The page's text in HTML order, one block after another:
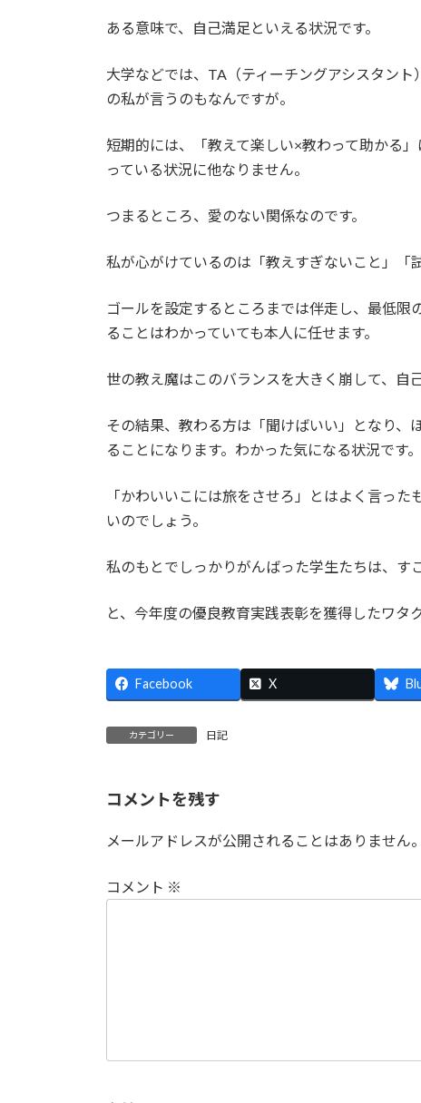
ある意味で、自己満足といえる状況です。
大学などでは、TA（ティーチングアシスタン
の私が言うのもなんですが。
短期的には、「教えて楽しい×教わって助かる
っている状況に他なりません。
つまるところ、愛のない関係なのです。
私が心がけているのは「教えすぎないこと」「
ゴールを設定するところまでは伴走し、最低
ることはわかっていても本人に任せます。
世の教え魔はこのバランスを大きく崩して、自
その結果、教わる方は「聞けばいい」となり、
ることになります。わかった気になる状況です。
「かわいいこには旅をさせろ」とはよく言っ
いのでしょう。
私のもとでしっかりがんばった学生たちは、す
と、今年度の優良教育実践表彰を獲得したワタ
Facebook X
カテゴリー 日記
コメントを残す
メールアドレスが公開されることはありません。
コメント ※